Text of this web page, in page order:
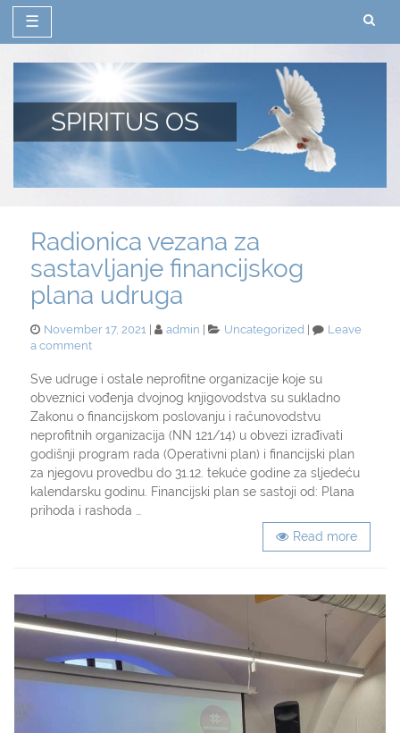
☰
SPIRITUS OS
Radionica vezana za
sastavljanje financijskog
plana udruga
Posted
on
November 17, 2021 admin Categories
Uncategorized
Leave
a commenton
vezana
za
sastavljanje
financijskog
plana
udruga
Sve udruge i ostale neprofitne organizacije koje su
obveznici vođenja dvojnog knjigovodstva su sukladno
Zakonu o financijskom poslovanju i računovodstvu
neprofitnih organizacija (NN 121/14) u obvezi izrađivati
godišnji program rada (Operativni plan) i financijski plan
za njegovu provedbu do 31.12. tekuće godine za sljedeću
kalendarsku godinu. Financijski plan se sastoji od: Plana
prihoda i rashoda …
Read more